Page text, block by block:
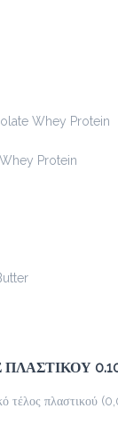
ή ζεστό
Whey Protein
Protein
τέλος πλαστικού